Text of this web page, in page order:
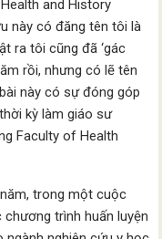
and History
này có đăng tên tôi là
ra tôi cũng đã ‘gác
rồi, nhưng có lẽ tên
này có sự đóng góp
kỳ làm giáo sư
Faculty of Health
trong một cuộc
trình huấn luyện